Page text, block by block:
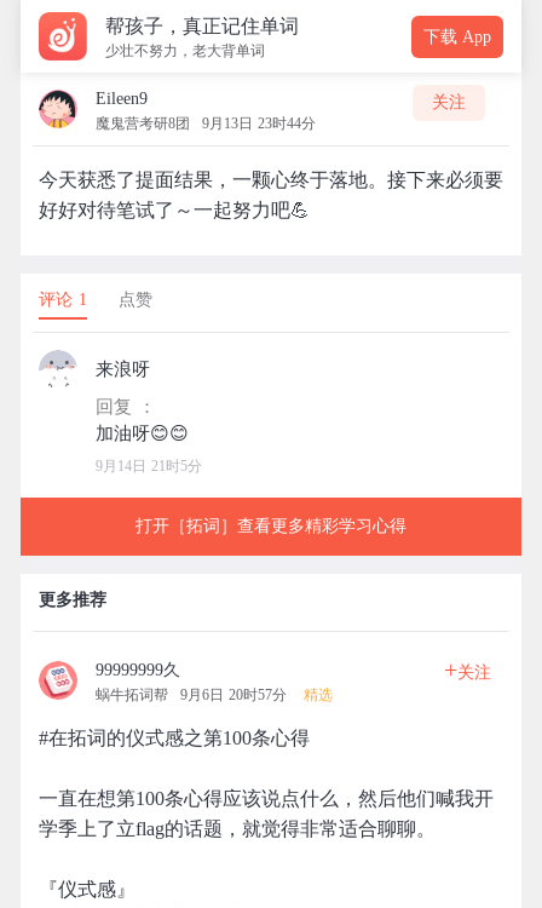
帮孩子，真正记住单词
少壮不努力，老大背单词
下载 App
Eileen9
魔鬼营考研8团 9月13日 23时44分
关注
今天获悉了提面结果，一颗心终于落地。接下来必须要
好好对待笔试了～一起努力吧💪
评论 1 点赞
来浪呀
回复 ：
9月14日 21时5分
打开［拓词］查看更多精彩学习心得
更多推荐
99999999久
蜗牛拓词帮 9月6日 20时57分 精选
+关注
#在拓词的仪式感之第100条心得
一直在想第100条心得应该说点什么，然后他们喊我开
学季上了立flag的话题，就觉得非常适合聊聊。
『仪式感』